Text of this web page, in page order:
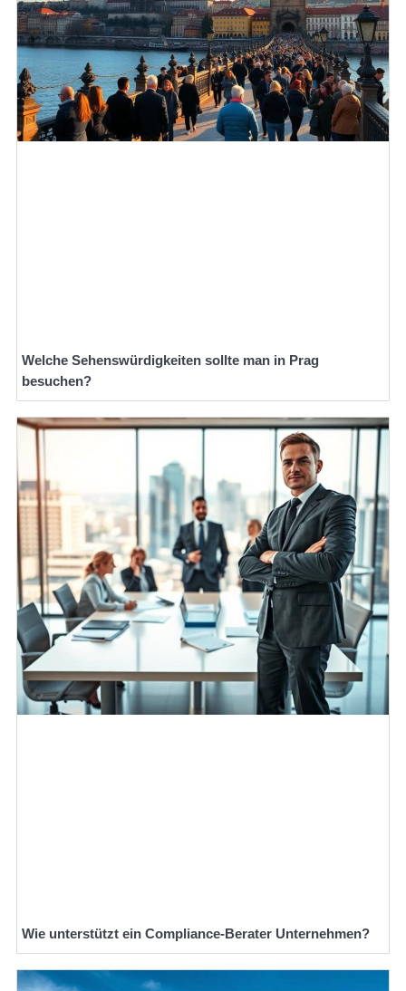
Welche Sehenswürdigkeiten sollte man in Prag
besuchen?
Wie unterstützt ein Compliance-Berater Unternehmen?